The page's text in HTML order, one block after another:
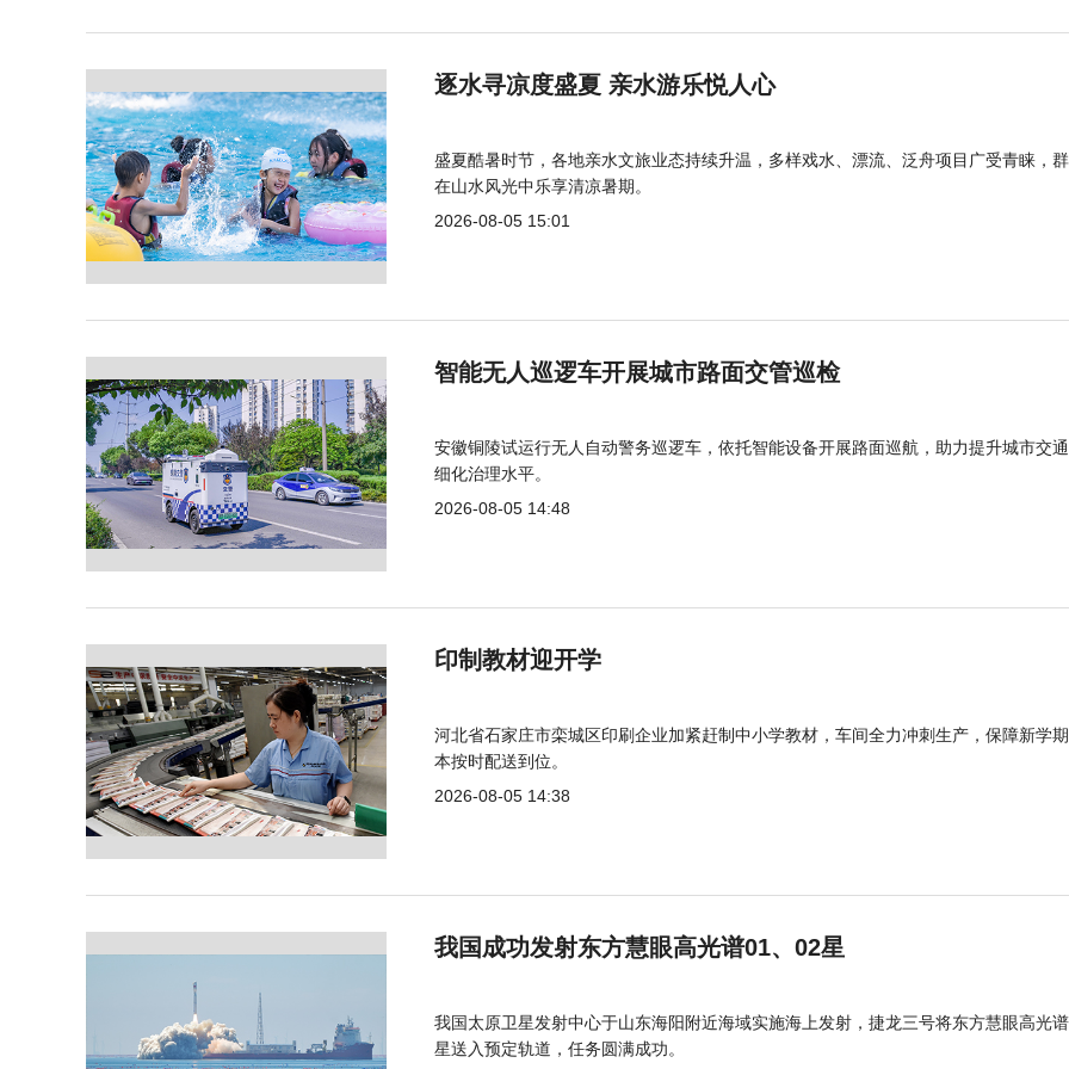
逐水寻凉度盛夏 亲水游乐悦人心
盛夏酷暑时节，各地亲水文旅业态持续升温，多样戏水、漂流、泛舟项目广受青睐，
在山水风光中乐享清凉暑期。
2026-08-05 15:01
智能无人巡逻车开展城市路面交管巡检
安徽铜陵试运行无人自动警务巡逻车，依托智能设备开展路面巡航，助力提升城市交
细化治理水平。
2026-08-05 14:48
印制教材迎开学
河北省石家庄市栾城区印刷企业加紧赶制中小学教材，车间全力冲刺生产，保障新学
本按时配送到位。
2026-08-05 14:38
我国成功发射东方慧眼高光谱01、02星
我国太原卫星发射中心于山东海阳附近海域实施海上发射，捷龙三号将东方慧眼高光
星送入预定轨道，任务圆满成功。